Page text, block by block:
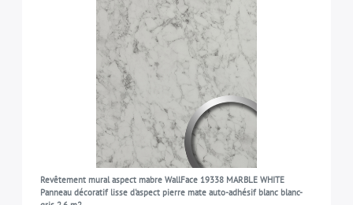
Revêtement mural aspect mabre WallFace 19338 MARBLE WHITE
Panneau décoratif lisse d'aspect pierre mate auto-adhésif blanc blanc-